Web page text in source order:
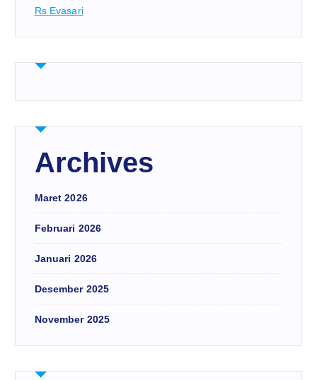
Rs Evasari
Archives
Maret 2026
Februari 2026
Januari 2026
Desember 2025
November 2025